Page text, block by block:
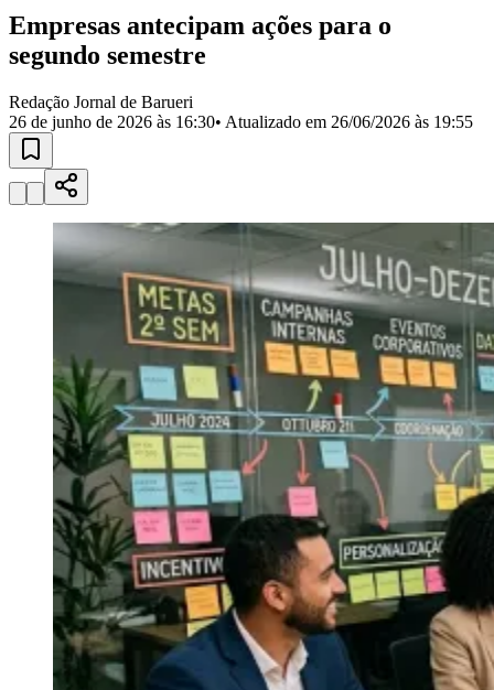
Selecione sua região Para notícias da sua região
AldeiaAldeia da SerraAldeia de Barueri
VistaCalifórniaCarapicuíba
RegiãoCotia Cruz PretaEngenho NovoFazenda
Militar
Califórnia
Esperança
JulioJardim Líbano
MutingaJardim ParaísoJardim PaulistaJardim ReginaliceJardim São
Jardim São Pedro Jardim São Silvestre Jardim Silveira
Jardim
Jardim Tupanci Nova Aldeinha Osasco Parque dos
CamargosParque ImperialParque Santa LuziaParque VianaPirapora
Recanto PhrynéaSantana de
TamboréVale do SolVila BarrosVila Boa VistaVila
Vila Engenho NovoVila MárciaVila Nossa Sra. da
Escada
Vila Porto
Votupoca
Para Sua Empresa
Anuncie no Portal
Guia de Empresas
Divulgar Vagas Novo
Publicidade Legal
Negócios Regionais
Turismo
Segurança Regional
Hospitais Estaduais
Parques & Represas
Cidades da Região
Santana de Parnaíba
Osasco CarapicuíbaJandira Itapevi Cotia
Pirapora
do Bom JesusAraçariguama CajamarCaieiras
Franco da
Empresas antecipam ações para o
segundo semestre
Redação Jornal de Barueri
26 de junho de 2026 às 16:30• Atualizado em 26/06/2026 às 19:55